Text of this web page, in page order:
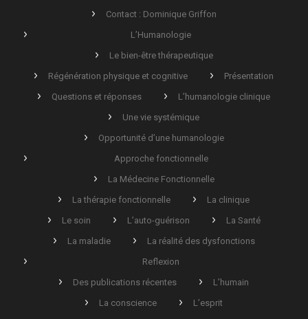
Contact : Dominique Griffon
L’Humanologie
Le bien-être thérapeutique
Régénération physique et cognitive
Présentation
Questions et réponses
L’humanologie clinique
Une vie systémique
Opportunité d’une humanologie
Approche fonctionnelle
La Médecine Fonctionnelle
La thérapie fonctionnelle
La clinique
Le soin
L’auto-guérison
La Santé
La maladie
La réalité des dysfonctions
Reflexion
Des publications récentes
L’humain
La conscience
L’esprit